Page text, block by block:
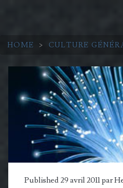
HOME > CULTURE
Catégorie :
Published 29 avril 2011 par